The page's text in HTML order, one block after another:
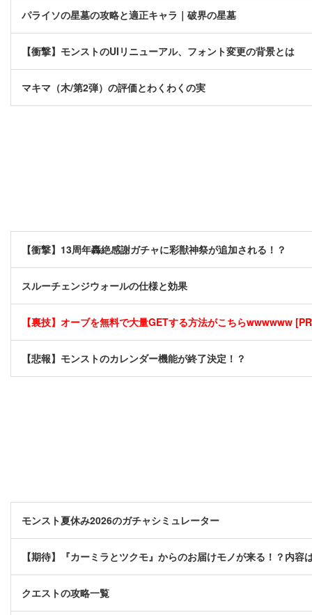
パライソの星墓の攻略と適正キャラ｜破界の星墓
【衝撃】モンストのUIリニューアル、フォント変更の背景とは
マキマ（木/第2弾）の評価とわくわくの実
【衝撃】13周年轟絶感謝ガチャに彩獣神祭が追加される！？
スルーチェンジウォールの仕様と効果
【裏技】オーブを無料で大量GETする方法がこちらwwwwww
【悲報】モンストのカレンダー機能が終了決定！？
モンスト夏休み2026のガチャシミュレーター
【期待】『カーミラとツクモ』からのお届けモノが来る！？内容
クエストの攻略一覧